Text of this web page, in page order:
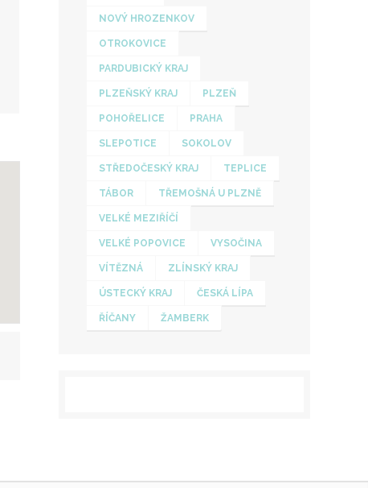
NOVÝ HROZENKOV
OTROKOVICE
PARDUBICKÝ KRAJ
PLZEŇSKÝ KRAJ PLZEŇ
POHOŘELICE PRAHA
SLEPOTICE SOKOLOV
STŘEDOČESKÝ KRAJ TEPLICE
TÁBOR TŘEMOŠNÁ U PLZNĚ
VELKÉ MEZIŘÍČÍ
VELKÉ POPOVICE VYSOČINA
VÍTĚZNÁ ZLÍNSKÝ KRAJ
ÚSTECKÝ KRAJ ČESKÁ LÍPA
ŘÍČANY ŽAMBERK